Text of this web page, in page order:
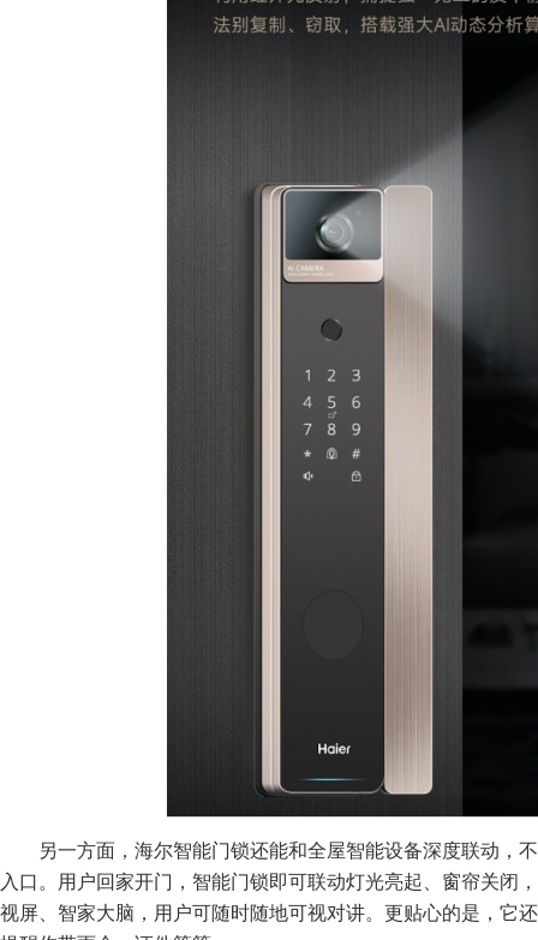
另一方面，海尔智能门锁还能和全屋智能设备深度联动，
入口。用户回家开门，智能门锁即可联动灯光亮起、窗帘关闭
视屏、智家大脑，用户可随时随地可视对讲。更贴心的是，它